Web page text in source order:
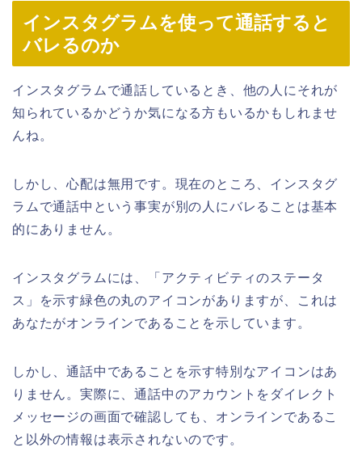
インスタグラムを使って通話すると
バレるのか
インスタグラムで通話しているとき、他の人にそれが
知られているかどうか気になる方もいるかもしれませ
んね。
しかし、心配は無用です。現在のところ、インスタグ
ラムで通話中という事実が別の人にバレることは基本
的にありません。
インスタグラムには、「アクティビティのステータ
ス」を示す緑色の丸のアイコンがありますが、これは
あなたがオンラインであることを示しています。
しかし、通話中であることを示す特別なアイコンはあ
りません。実際に、通話中のアカウントをダイレクト
メッセージの画面で確認しても、オンラインであるこ
と以外の情報は表示されないのです。